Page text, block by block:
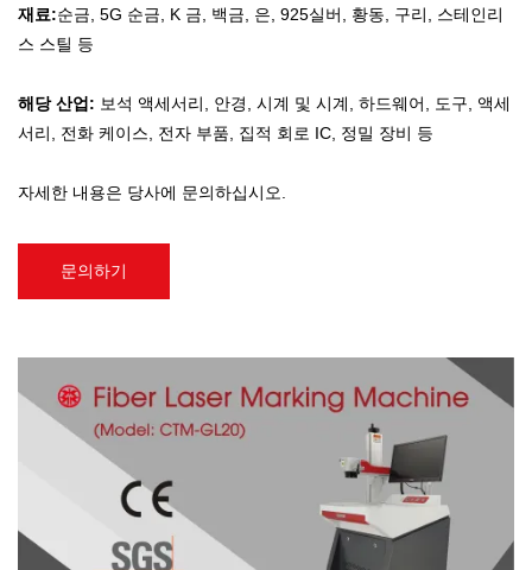
재료:순금, 5G 순금, K 금, 백금, 은, 925실버, 황동, 구리, 스테인리
스 스틸 등
해당 산업: 보석 액세서리, 안경, 시계 및 시계, 하드웨어, 도구, 액세
서리, 전화 케이스, 전자 부품, 집적 회로 IC, 정밀 장비 등
자세한 내용은 당사에 문의하십시오.
문의하기